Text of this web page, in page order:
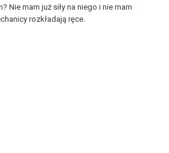
Nie mam już siły na niego i nie mam
rozkładają ręce.